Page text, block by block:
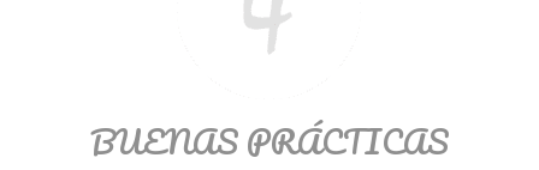
BUENAS PRÁCTICAS